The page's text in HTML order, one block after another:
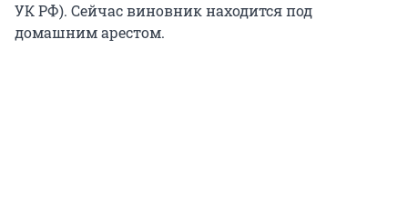
УК РФ). Сейчас виновник находится под
домашним арестом.